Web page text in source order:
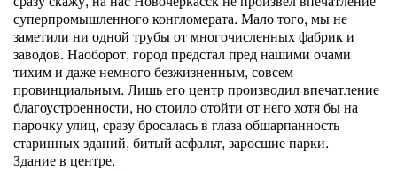
суперпромышленного конгломерата. Мало того, мы не
заметили ни одной трубы от многочисленных фабрик и
заводов. Наоборот, город предстал пред нашими очами
тихим и даже немного безжизненным, совсем
провинциальным. Лишь его центр производил впечатление
благоустроенности, но стоило отойти от него хотя бы на
парочку улиц, сразу бросалась в глаза обшарпанность
старинных зданий, битый асфальт, заросшие парки.
Здание в центре.